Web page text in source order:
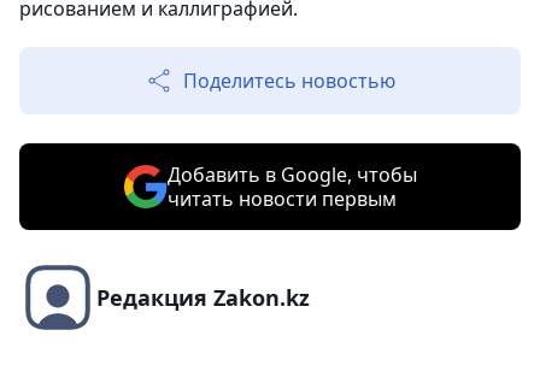
рисованием и каллиграфией.
Поделитесь новостью
Добавить в Google, чтобы
читать новости первым
Редакция Zakon.kz